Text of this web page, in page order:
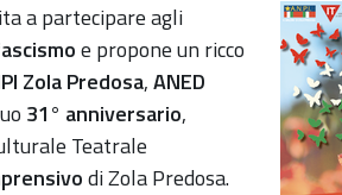
a partecipare agli
e propone un ricco
Zola Predosa,ANED
31° anniversario,
Teatrale
di Zola Predosa.